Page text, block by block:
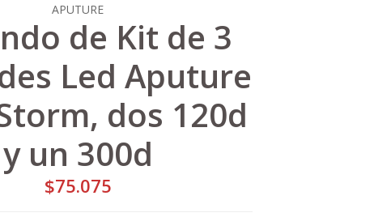
APUTURE
de Kit de 3
Led Aputure
dos 120d
y un 300d
$75.075